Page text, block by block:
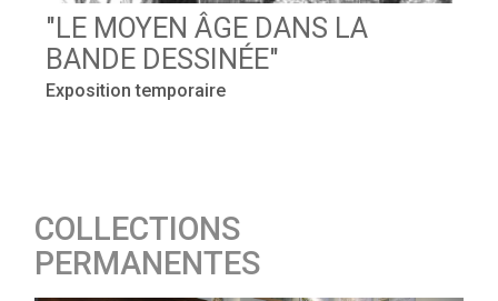
"LES QUATRE FILS AYMON-
CHANSON DE GESTE"
Exposition temporaire
COLLECTIONS
PERMANENTES